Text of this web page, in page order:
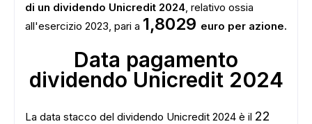
di un dividendo Unicredit 2024, relativo ossia
all'esercizio 2023, pari a 1,8029 euro per azione.
Data pagamento
dividendo Unicredit 2024
La data stacco del dividendo Unicredit 2024 è il 22